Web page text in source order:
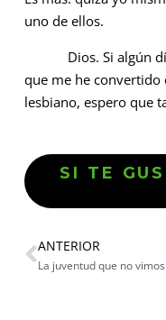
uno de ellos.
Dios. Si algún día
que me he convertido
lesbiano, espero que
SI TE
ANTERIOR
La juventud que no vimos